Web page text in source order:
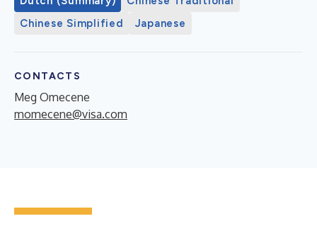
Chinese Simplified
Japanese
CONTACTS
Meg Omecene
momecene@visa.com